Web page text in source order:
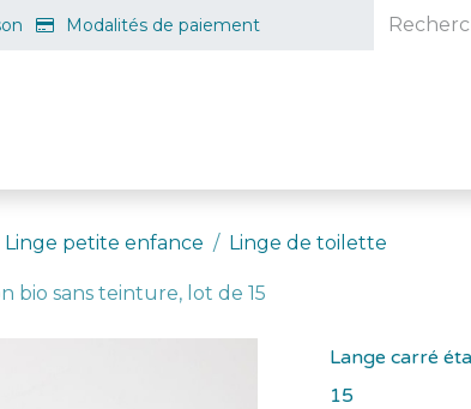
Modalités de paiement
Linge petite enfance Linge de toilette
bio sans teinture, lot de 15
Lange carré
15